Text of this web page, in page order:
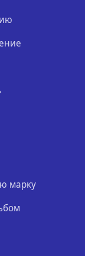
марку